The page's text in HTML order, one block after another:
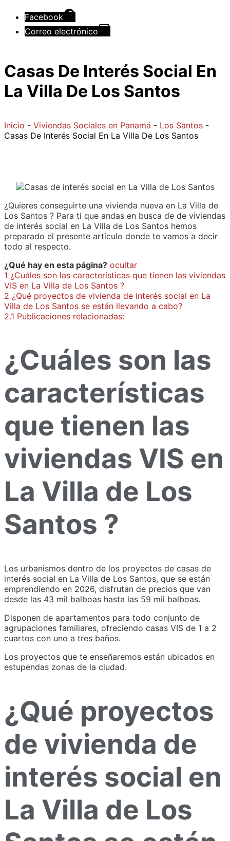
Facebook
Correo electrónico
Casas De Interés Social En
La Villa De Los Santos
Inicio - Viviendas Sociales en Panamá - Los Santos -
Casas De Interés Social En La Villa De Los Santos
¿Quieres conseguirte una vivienda nueva en La Villa de
Los Santos ? Para ti que andas en busca de de viviendas
de interés social en La Villa de Los Santos hemos
preparado el presente artículo donde te vamos a decir
todo al respecto.
¿Qué hay en esta página? ocultar
1 ¿Cuáles son las características que tienen las viviendas
VIS en La Villa de Los Santos ?
2 ¿Qué proyectos de vivienda de interés social en La
Villa de Los Santos se están llevando a cabo?
2.1 Publicaciones relacionadas:
¿Cuáles son las
características
que tienen las
viviendas VIS en
La Villa de Los
Santos ?
Los urbanismos dentro de los proyectos de casas de
interés social en La Villa de Los Santos, que se están
emprendiendo en 2026, disfrutan de precios que van
desde las 43 mil balboas hasta las 59 mil balboas.
Disponen de apartamentos para todo conjunto de
agrupaciones familiares, ofreciendo casas VIS de 1 a 2
cuartos con uno a tres baños.
Los proyectos que te enseñaremos están ubicados en
estupendas zonas de la ciudad.
¿Qué proyectos
de vivienda de
interés social en
La Villa de Los